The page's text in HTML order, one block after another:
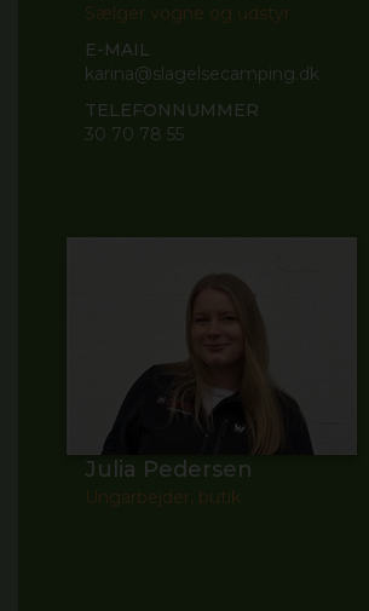
Sælger vogne og udstyr
E-MAIL
karina@slagelsecamping.dk
TELEFONNUMMER
30 70 78 55
Julia Pedersen
Ungarbejder, butik